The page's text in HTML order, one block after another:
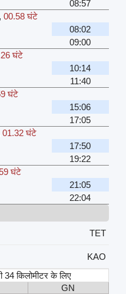
08:57
00.58 घंटे
08:02
09:00
घंटे
10:14
11:40
घंटे
15:06
17:05
01.32 घंटे
17:50
19:22
घंटे
21:05
22:04
TET
KAO
34 किलोमीटर के लिए
GN